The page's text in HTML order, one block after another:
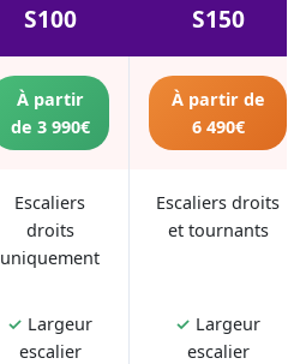
S100
S150
À partir
de 3 990€
À partir de
6 490€
Escaliers
droits
uniquement
Escaliers droits
et tournants
✓ Largeur
escalier
✓ Largeur
escalier